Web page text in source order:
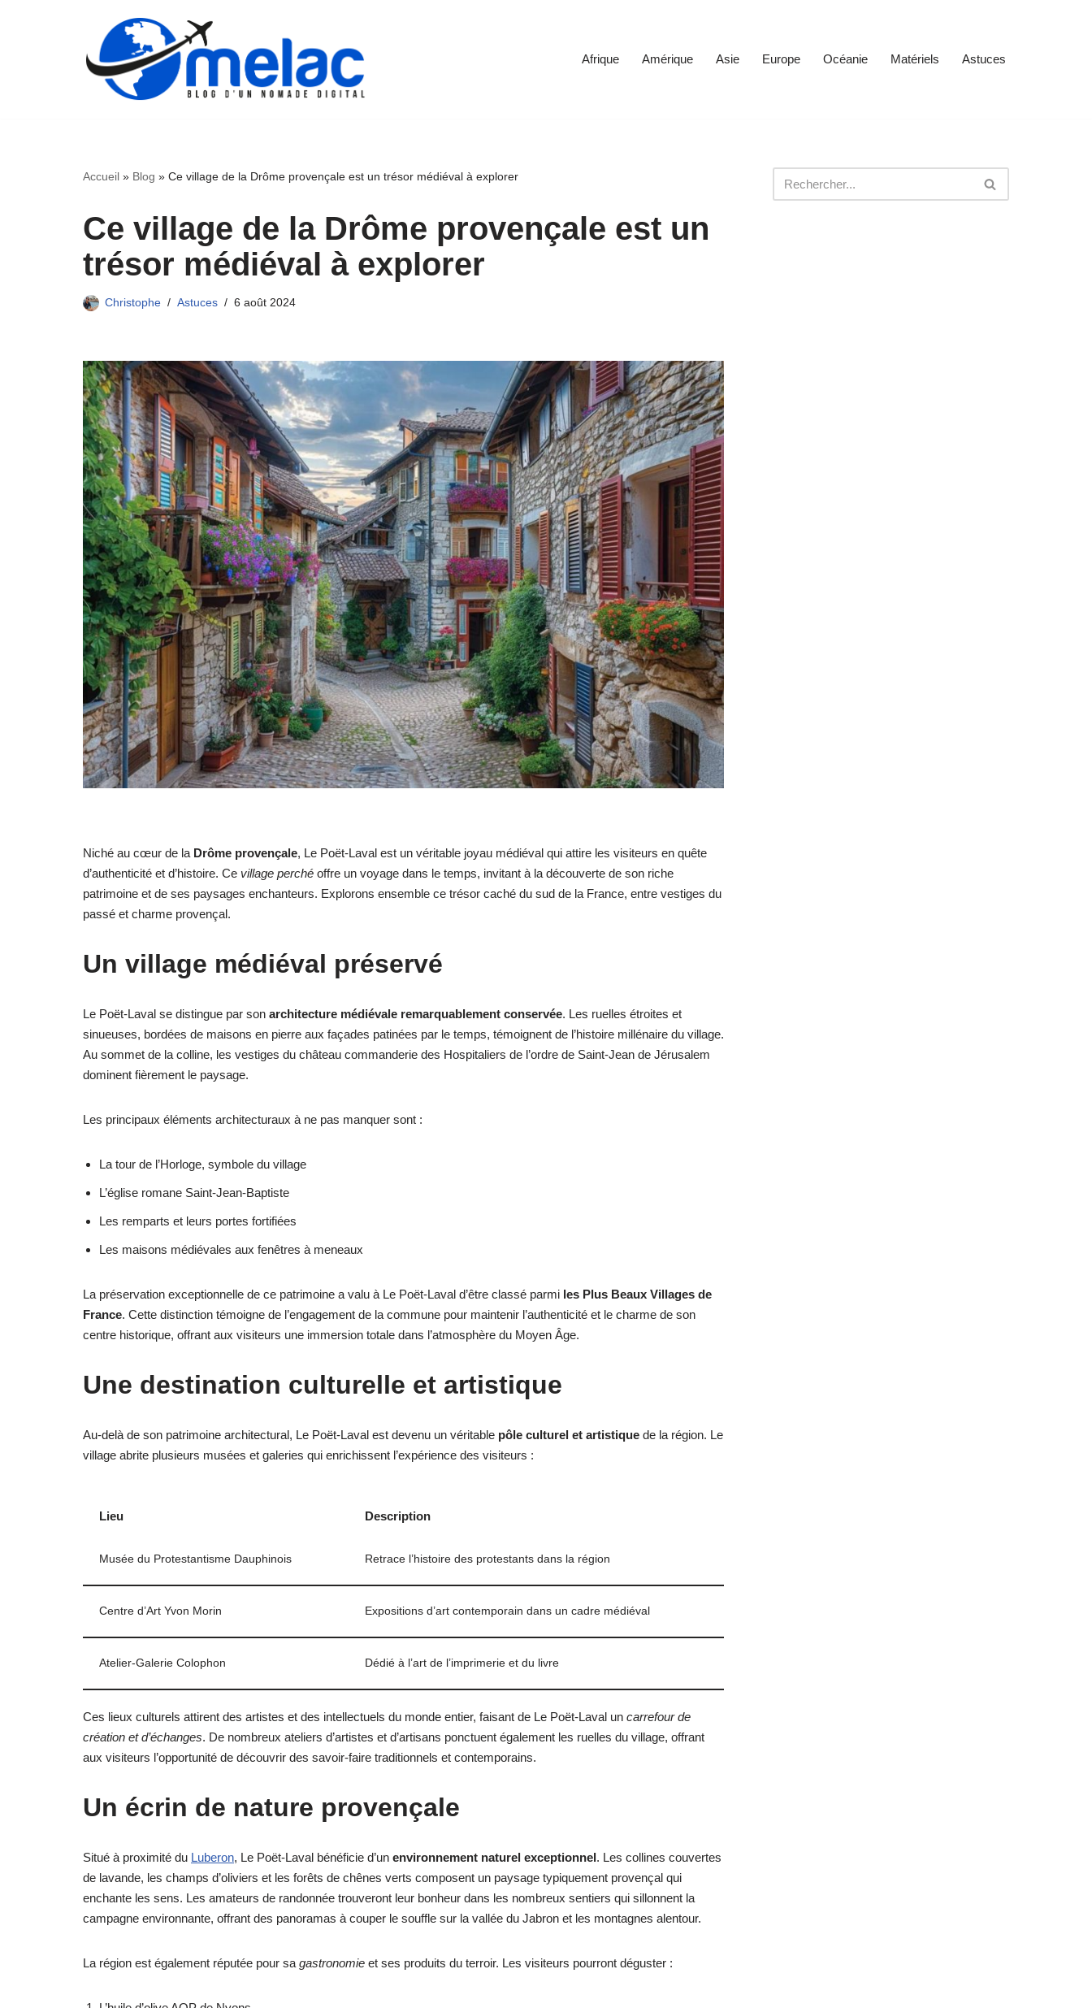
Afrique Amérique Asie Europe Océanie Matériels Astuces
Accueil » Blog » Ce village de la Drôme provençale est un trésor médiéval à explorer
Ce village de la Drôme provençale est un
trésor médiéval à explorer
Christophe Astuces 6 août 2024
Niché au cœur de la Drôme provençale, Le Poët-Laval est un véritable joyau médiéval qui attire les visiteurs en quête
d’authenticité et d’histoire. Ce village perché offre un voyage dans le temps, invitant à la découverte de son riche
patrimoine et de ses paysages enchanteurs. Explorons ensemble ce trésor caché du sud de la France, entre vestiges du
passé et charme provençal.
Un village médiéval préservé
Le Poët-Laval se distingue par son architecture médiévale remarquablement conservée. Les ruelles étroites et
sinueuses, bordées de maisons en pierre aux façades patinées par le temps, témoignent de l’histoire millénaire du village.
Au sommet de la colline, les vestiges du château commanderie des Hospitaliers de l’ordre de Saint-Jean de Jérusalem
dominent fièrement le paysage.
Les principaux éléments architecturaux à ne pas manquer sont :
La tour de l’Horloge, symbole du village
L’église romane Saint-Jean-Baptiste
Les remparts et leurs portes fortifiées
Les maisons médiévales aux fenêtres à meneaux
La préservation exceptionnelle de ce patrimoine a valu à Le Poët-Laval d’être classé parmi les Plus Beaux Villages de
France. Cette distinction témoigne de l’engagement de la commune pour maintenir l’authenticité et le charme de son
centre historique, offrant aux visiteurs une immersion totale dans l’atmosphère du Moyen Âge.
Une destination culturelle et artistique
Au-delà de son patrimoine architectural, Le Poët-Laval est devenu un véritable pôle culturel et artistique de la région. Le
village abrite plusieurs musées et galeries qui enrichissent l’expérience des visiteurs :
Lieu Description
Musée du Protestantisme Dauphinois Retrace l’histoire des protestants dans la région
Centre d’Art Yvon Morin Expositions d’art contemporain dans un cadre médiéval
Atelier-Galerie Colophon Dédié à l’art de l’imprimerie et du livre
Ces lieux culturels attirent des artistes et des intellectuels du monde entier, faisant de Le Poët-Laval un carrefour de
création et d’échanges. De nombreux ateliers d’artistes et d’artisans ponctuent également les ruelles du village, offrant
aux visiteurs l’opportunité de découvrir des savoir-faire traditionnels et contemporains.
Un écrin de nature provençale
Situé à proximité du Luberon, Le Poët-Laval bénéficie d’un environnement naturel exceptionnel. Les collines couvertes
de lavande, les champs d’oliviers et les forêts de chênes verts composent un paysage typiquement provençal qui
enchante les sens. Les amateurs de randonnée trouveront leur bonheur dans les nombreux sentiers qui sillonnent la
campagne environnante, offrant des panoramas à couper le souffle sur la vallée du Jabron et les montagnes alentour.
La région est également réputée pour sa gastronomie et ses produits du terroir. Les visiteurs pourront déguster :